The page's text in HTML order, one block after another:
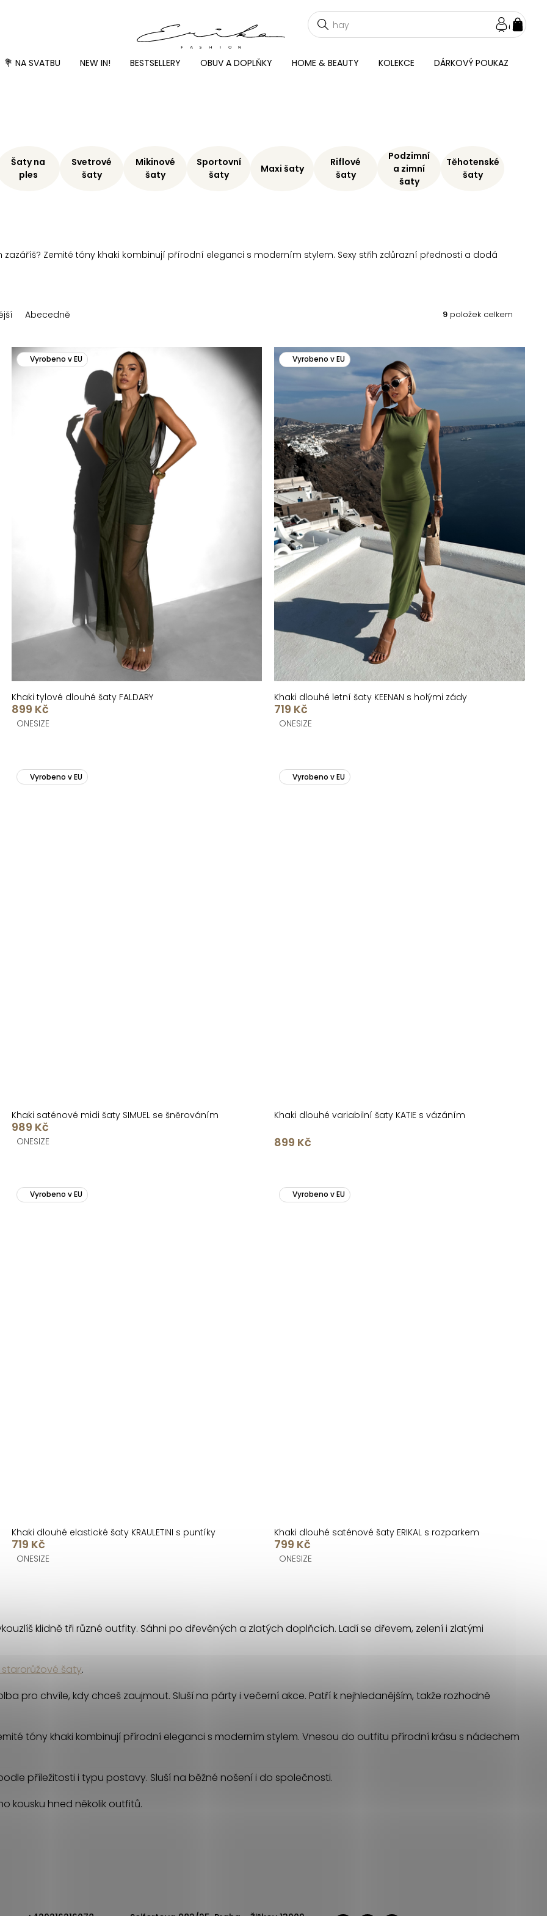
💐 NA SVATBU NEW IN! BESTSELLERY OBUV A DOPLŇKY HOME & BEAUTY KOLEKCE DÁRKOVÝ POUKAZ
Zemité tóny khaki kombinují přírodní eleganci s moderním stylem. Sexy střih zdůrazní přednosti a dodá
Šaty na
ples
Svetrové
šaty
Mikinové
šaty
Sportovní
šaty
Maxi šaty
Riflové
šaty
Podzimní
a zimní
šaty
Těhotenské
šaty
Abecedně 9 položek celkem
Vyrobeno v EU
Khaki tylové dlouhé šaty FALDARY
899 Kč
ONESIZE
Vyrobeno v EU
Khaki dlouhé letní šaty KEENAN s holými zády
719 Kč
ONESIZE
Vyrobeno v EU
Khaki saténové midi šaty SIMUEL se šněrováním
989 Kč
ONESIZE
Vyrobeno v EU
Khaki dlouhé variabilní šaty KATIE s vázáním
899 Kč
Vyrobeno v EU
Khaki dlouhé elastické šaty KRAULETINI s puntíky
719 Kč
ONESIZE
Vyrobeno v EU
Khaki dlouhé saténové šaty ERIKAL s rozparkem
799 Kč
ONESIZE
klidně tři různé outfity. Sáhni po dřevěných a zlatých doplňcích. Ladí se dřevem, zelení i zlatými
šaty.
pro chvíle, kdy chceš zaujmout. Sluší na párty i večerní akce. Patří k nejhledanějším, takže rozhodně
tóny khaki kombinují přírodní eleganci s moderním stylem. Vnesou do outfitu přírodní krásu s nádechem
příležitosti i typu postavy. Sluší na běžné nošení i do společnosti.
kousku hned několik outfitů.